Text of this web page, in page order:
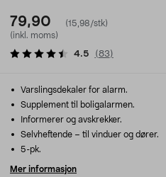
79,90
(15,98/stk)
(inkl. moms)
4.5 (83)
Varslingsdekaler for alarm.
Supplement til boligalarmen.
Informerer og avskrekker.
Selvheftende – til vinduer og dører.
5-pk.
Mer informasjon